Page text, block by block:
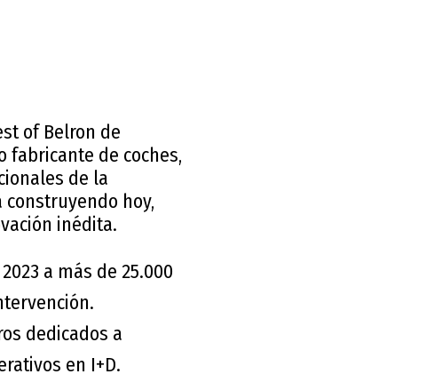
of Belron de
fabricante de coches,
de la
hoy,
inédita.
a más de 25.000
dedicados a
en I+D.